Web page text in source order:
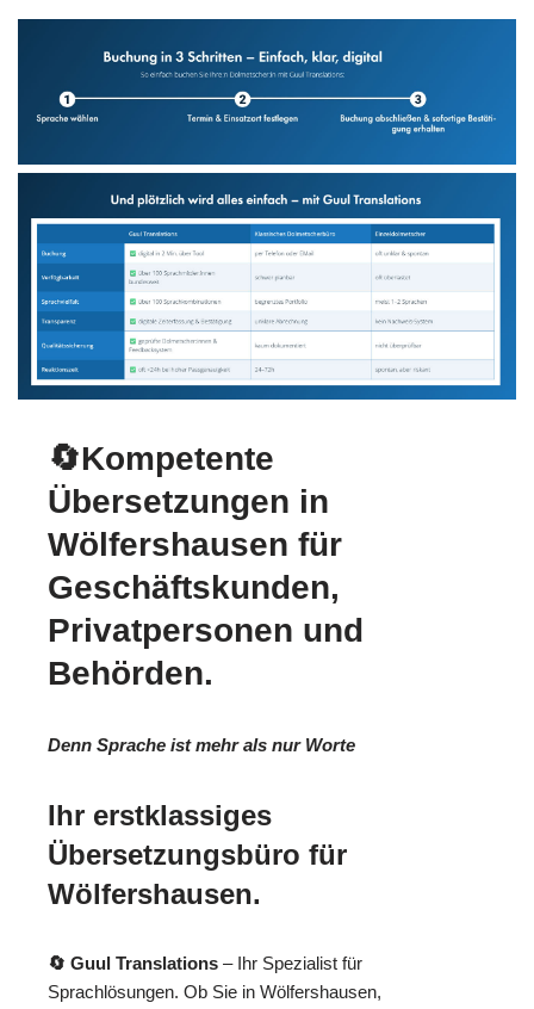
🔄Kompetente
Übersetzungen in
Wölfershausen für
Geschäftskunden,
Privatpersonen und
Behörden.
Denn Sprache ist mehr als nur Worte
Ihr erstklassiges
Übersetzungsbüro für
Wölfershausen.
🔄 Guul Translations – Ihr Spezialist für
Sprachlösungen. Ob Sie in Wölfershausen,